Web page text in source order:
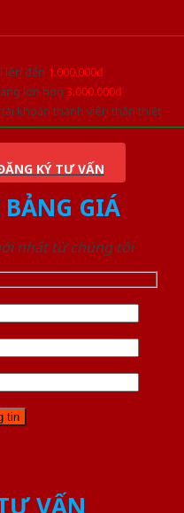
lên đến 1.000.000đ
lớn hơn 3.000.000đ
khoản thành viên thân thiết
KÝ TƯ VẤN
GIÁ
nhất từ chúng tôi
VẤN